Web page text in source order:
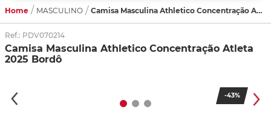
Home MASCULINO Camisa Masculina Athletico Concentração Atleta 2025 Bordô
Ref.: PDV070214
Camisa Masculina Athletico Concentração Atleta
2025 Bordô
-43%